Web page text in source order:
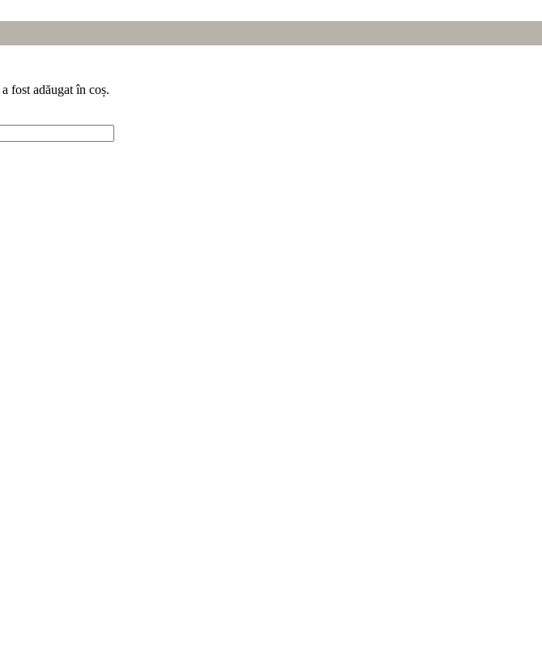
a fost adăugat în coș.